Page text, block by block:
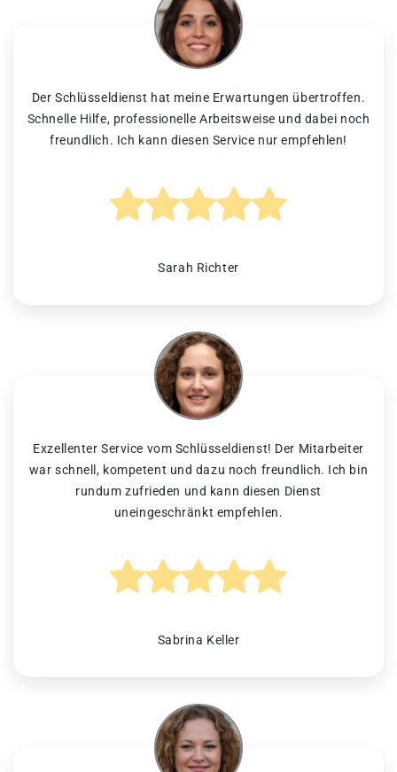
Der Schlüsseldienst hat meine Erwartungen übertroffen.
Schnelle Hilfe, professionelle Arbeitsweise und dabei noch
freundlich. Ich kann diesen Service nur empfehlen!
Sarah Richter
Exzellenter Service vom Schlüsseldienst! Der Mitarbeiter
war schnell, kompetent und dazu noch freundlich. Ich bin
rundum zufrieden und kann diesen Dienst
uneingeschränkt empfehlen.
Sabrina Keller